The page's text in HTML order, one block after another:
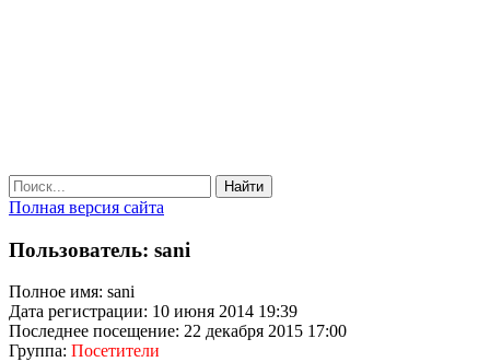
Найти
Полная версия сайта
Пользователь: sani
Полное имя: sani
Дата регистрации: 10 июня 2014 19:39
Последнее посещение: 22 декабря 2015 17:00
Группа: Посетители